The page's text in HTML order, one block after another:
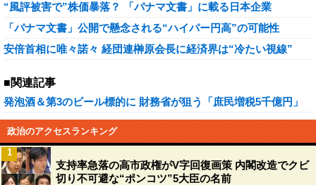
“風評被害で”株価暴落？ 「パナマ文書」に載る日本企業
「パナマ文書」公開で懸念される“ハイパー円高”の可能性
安倍首相に唯々諾々 経団連榊原会長に経済界は“冷たい視線”
■関連記事
発泡酒＆第3のビール標的に 財務省が狙う「庶民増税5千億円」
政治のアクセスランキング
支持率急落の高市政権がV字回復画策 内閣改造でクビ
切り不可避な“ポンコツ”5大臣の名前
1